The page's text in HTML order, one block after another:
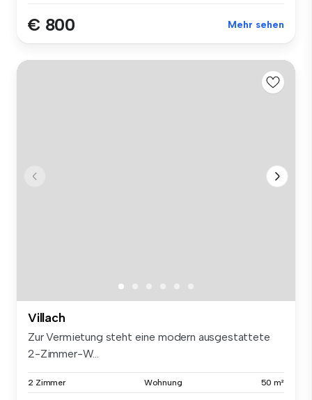
€ 800 Mehr sehen
Villach
Zur Vermietung steht eine modern ausgestattete
2-Zimmer-W...
2 Zimmer Wohnung 50 m²